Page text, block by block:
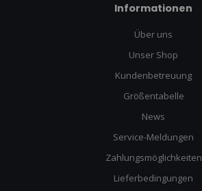
Informationen
Über uns
Unser Shop
Kundenbetreuung
Größentabelle
News
Service-Meldungen
Zahlungsmöglichkeiten
Lieferbedingungen